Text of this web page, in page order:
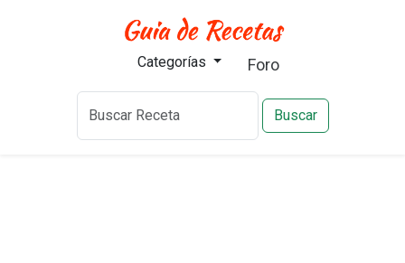
Categorías Foro
Buscar